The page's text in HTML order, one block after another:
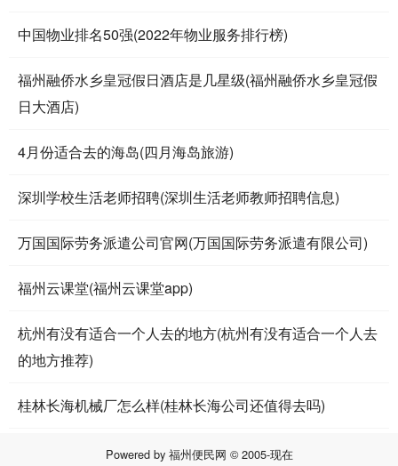
中国物业排名50强(2022年物业服务排行榜)
福州融侨水乡皇冠假日酒店是几星级(福州融侨水乡皇冠假
日大酒店)
4月份适合去的海岛(四月海岛旅游)
深圳学校生活老师招聘(深圳生活老师教师招聘信息)
万国国际劳务派遣公司官网(万国国际劳务派遣有限公司)
福州云课堂(福州云课堂app)
杭州有没有适合一个人去的地方(杭州有没有适合一个人去
的地方推荐)
桂林长海机械厂怎么样(桂林长海公司还值得去吗)
Powered by 福州便民网 © 2005-现在